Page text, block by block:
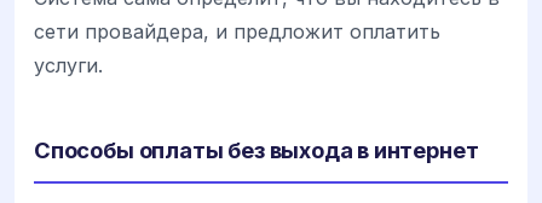
сети провайдера, и предложит оплатить
услуги.
Способы оплаты без выхода в интернет